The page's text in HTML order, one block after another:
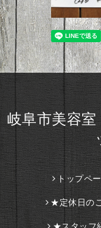
岐阜市美容
トップペ
★定休日の